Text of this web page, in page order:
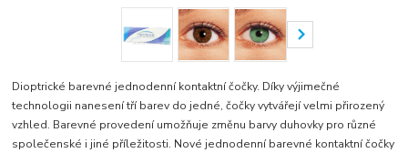
Dioptrické barevné jednodenní kontaktní čočky. Díky výjimečné
technologii nanesení tří barev do jedné, čočky vytvářejí velmi přirozený
vzhled. Barevné provedení umožňuje změnu barvy duhovky pro různé
společenské i jiné příležitosti. Nové jednodenní barevné kontaktní čočky